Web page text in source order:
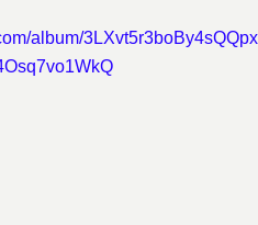
album/